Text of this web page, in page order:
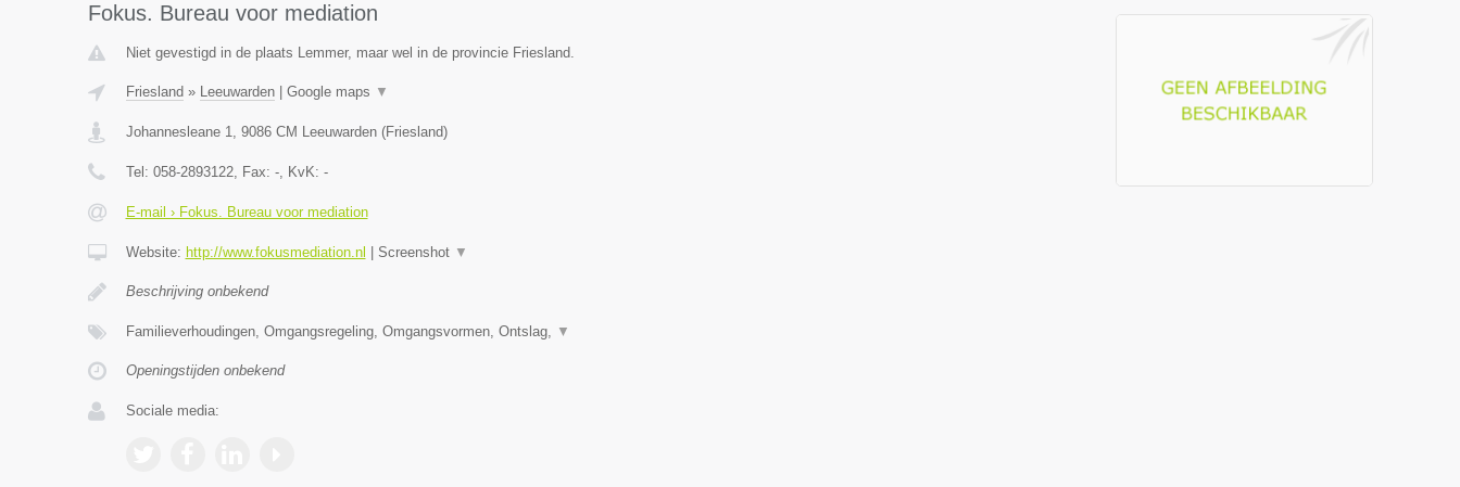
Fokus. Bureau voor mediation
Niet gevestigd in de plaats Lemmer, maar wel in de provincie Friesland.
Friesland » Leeuwarden| Google maps ▼
Johannesleane 1, 9086 CM Leeuwarden(Friesland)
Tel: 058-2893122, Fax: -, KvK: -
E-mail › Fokus. Bureau voor mediation
Website: http://www.fokusmediation.nl Screenshot ▼
Beschrijving onbekend
Familieverhoudingen, Omgangsregeling, Omgangsvormen, Ontslag, ▼
Openingstijden onbekend
Sociale media: